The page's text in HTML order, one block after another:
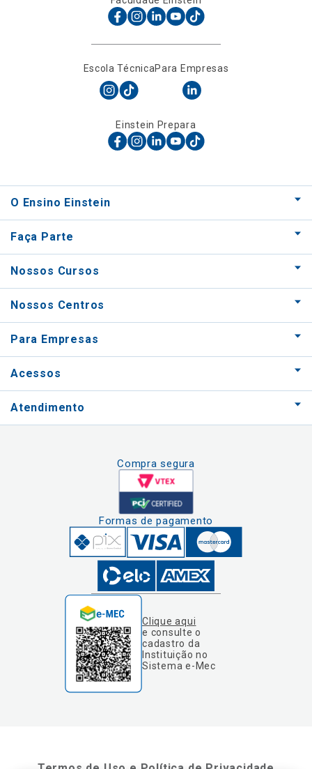
Escola TécnicaPara Empresas
Einstein Prepara
O Ensino Einstein
Faça Parte
Nossos Cursos
Nossos Centros
Para Empresas
Acessos
Atendimento
Compra segura
Formas de pagamento
Clique aqui
e consulte o
cadastro da
Instituição no
Sistema e-Mec